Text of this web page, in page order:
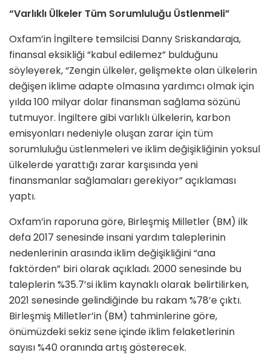
“Varlıklı Ülkeler Tüm Sorumluluğu Üstlenmeli”
Oxfam’in İngiltere temsilcisi Danny Sriskandaraja,
finansal eksikliği “kabul edilemez” bulduğunu
söyleyerek, “Zengin ülkeler, gelişmekte olan ülkelerin
değişen iklime adapte olmasına yardımcı olmak için
yılda 100 milyar dolar finansman sağlama sözünü
tutmuyor. İngiltere gibi varlıklı ülkelerin, karbon
emisyonları nedeniyle oluşan zarar için tüm
sorumluluğu üstlenmeleri ve iklim değişikliğinin yoksul
ülkelerde yarattığı zarar karşısında yeni
finansmanlar sağlamaları gerekiyor” açıklaması
yaptı.
Oxfam’in raporuna göre, Birleşmiş Milletler (BM) ilk
defa 2017 senesinde insani yardım taleplerinin
nedenlerinin arasında iklim değişikliğini “ana
faktörden” biri olarak açıkladı. 2000 senesinde bu
taleplerin %35.7’si iklim kaynaklı olarak belirtilirken,
2021 senesinde gelindiğinde bu rakam %78’e çıktı.
Birleşmiş Milletler’in (BM) tahminlerine göre,
önümüzdeki sekiz sene içinde iklim felaketlerinin
sayısı %40 oranında artış gösterecek.